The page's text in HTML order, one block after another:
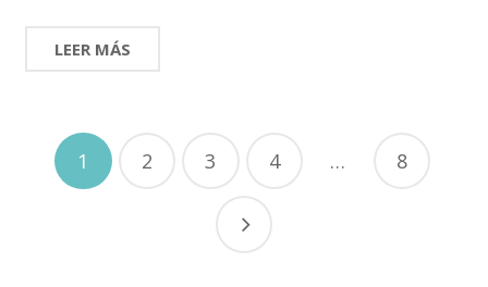
LEER MÁS
1 2 3 4 … 8